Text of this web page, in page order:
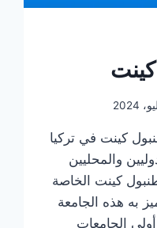
كينت في تركيا
والمحليين
كينت الخاصة
به هذه الجامعة
الجامعات